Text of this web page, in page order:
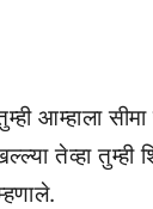
आम्हाला
तेव्हा तुम्ही